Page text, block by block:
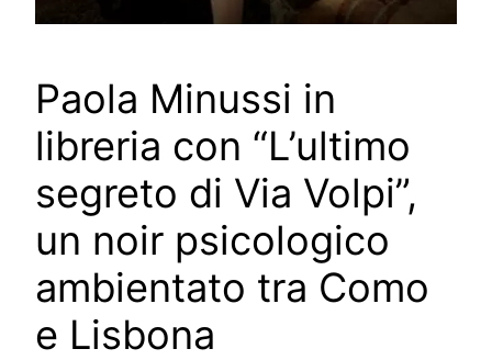
Paola Minussi in
libreria con “L’ultimo
segreto di Via Volpi”,
un noir psicologico
ambientato tra Como
e Lisbona